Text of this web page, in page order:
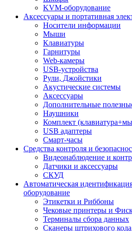
KVM-оборудование
Аксессуары и портативная
Носители информации
Мыши
Клавиатуры
Гарнитуры
Web-камеры
USB-устройства
Рули, Джойстики
Акустические системы
Аксессуары
Дополнительные
Наушники
Комплект
USB адаптеры
Смарт-часы
Средства контроля и
Видеонаблюдение и
Датчики и аксессуары
СКУД
Автоматическая
оборудование
Этикетки и Риббоны
Чековые принтеры и
Терминалы сбора данных
Сканеры штрихового